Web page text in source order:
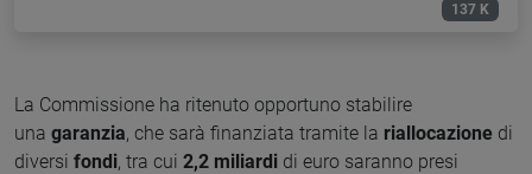
137 K
La Commissione ha ritenuto opportuno stabilire
una garanzia, che sarà finanziata tramite la riallocazione di
diversi fondi, tra cui 2,2 miliardi di euro saranno presi